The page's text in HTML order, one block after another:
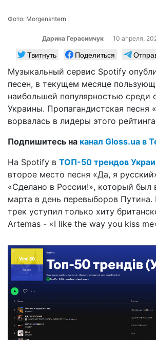
Фото: Morgenshtern
Дарина Герасимчук 10 апреля,
Твитнуть Поделиться
Музыкальный сервис Spotify
песен, в текущем месяце
наибольшей популярностью среди
Украины. Пропагандистская песня
ворвалась в лидеры этого
Подпишитесь на канал Gloss.ua в
На Spotify в ТОП-50 трендов
второе место песня «Да, я
«Сделано в России!», который был
марта в день перевыборов Путина.
трек уступил только хиту
Artemas - «I like the way you kiss